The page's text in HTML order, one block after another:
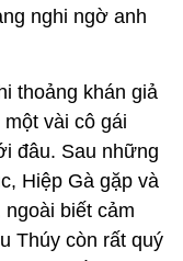
nghi ngờ anh
thoảng khán giả
vài cô gái
đâu. Sau những
Hiệp Gà gặp và
biết cảm
Thúy còn rất quý